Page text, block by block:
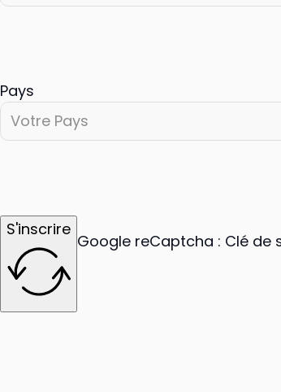
Pays
Votre Pays
S'inscrire
Google reCaptcha : Clé de